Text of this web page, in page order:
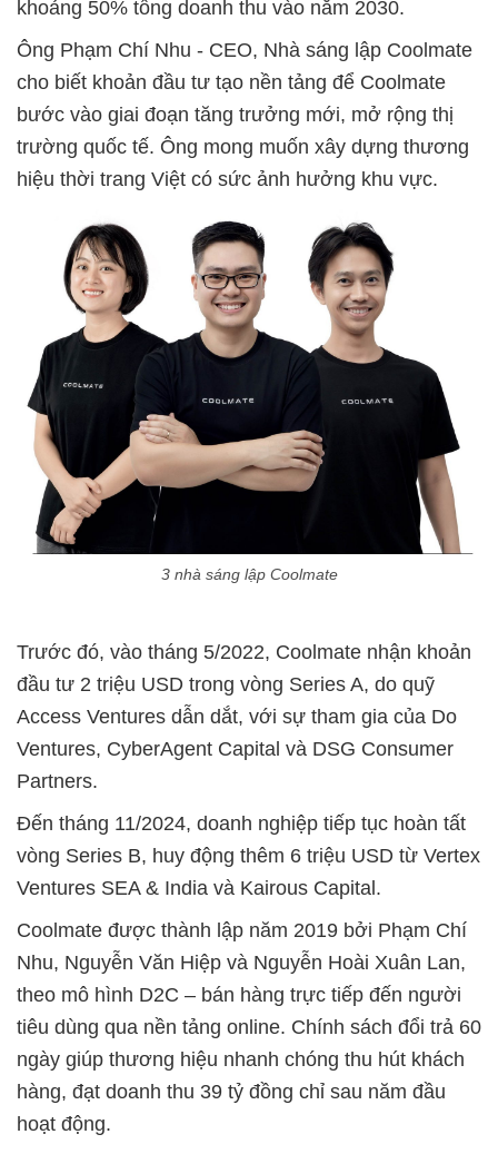
khoảng 50% tổng doanh thu vào năm 2030.
Ông Phạm Chí Nhu - CEO, Nhà sáng lập Coolmate
cho biết khoản đầu tư tạo nền tảng để Coolmate
bước vào giai đoạn tăng trưởng mới, mở rộng thị
trường quốc tế. Ông mong muốn xây dựng thương
hiệu thời trang Việt có sức ảnh hưởng khu vực.
3 nhà sáng lập Coolmate
Trước đó, vào tháng 5/2022, Coolmate nhận khoản
đầu tư 2 triệu USD trong vòng Series A, do quỹ
Access Ventures dẫn dắt, với sự tham gia của Do
Ventures, CyberAgent Capital và DSG Consumer
Partners.
Đến tháng 11/2024, doanh nghiệp tiếp tục hoàn tất
vòng Series B, huy động thêm 6 triệu USD từ Vertex
Ventures SEA & India và Kairous Capital.
Coolmate được thành lập năm 2019 bởi Phạm Chí
Nhu, Nguyễn Văn Hiệp và Nguyễn Hoài Xuân Lan,
theo mô hình D2C – bán hàng trực tiếp đến người
tiêu dùng qua nền tảng online. Chính sách đổi trả 60
ngày giúp thương hiệu nhanh chóng thu hút khách
hàng, đạt doanh thu 39 tỷ đồng chỉ sau năm đầu
hoạt động.